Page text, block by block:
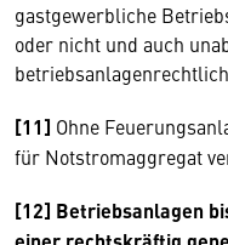
gastgewerbliche
oder nicht und auch
[11] Ohne
für Notstromaggregat
[12] Betriebsanlagen